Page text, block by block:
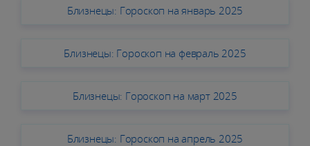
Близнецы: Гороскоп на январь 2025
Близнецы: Гороскоп на февраль 2025
Близнецы: Гороскоп на март 2025
Близнецы: Гороскоп на апрель 2025